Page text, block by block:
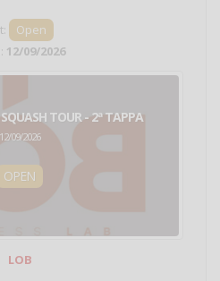
Open
12/09/2026
TOUR - 2ª TAPPA
12/09/2026
OPEN
LOB